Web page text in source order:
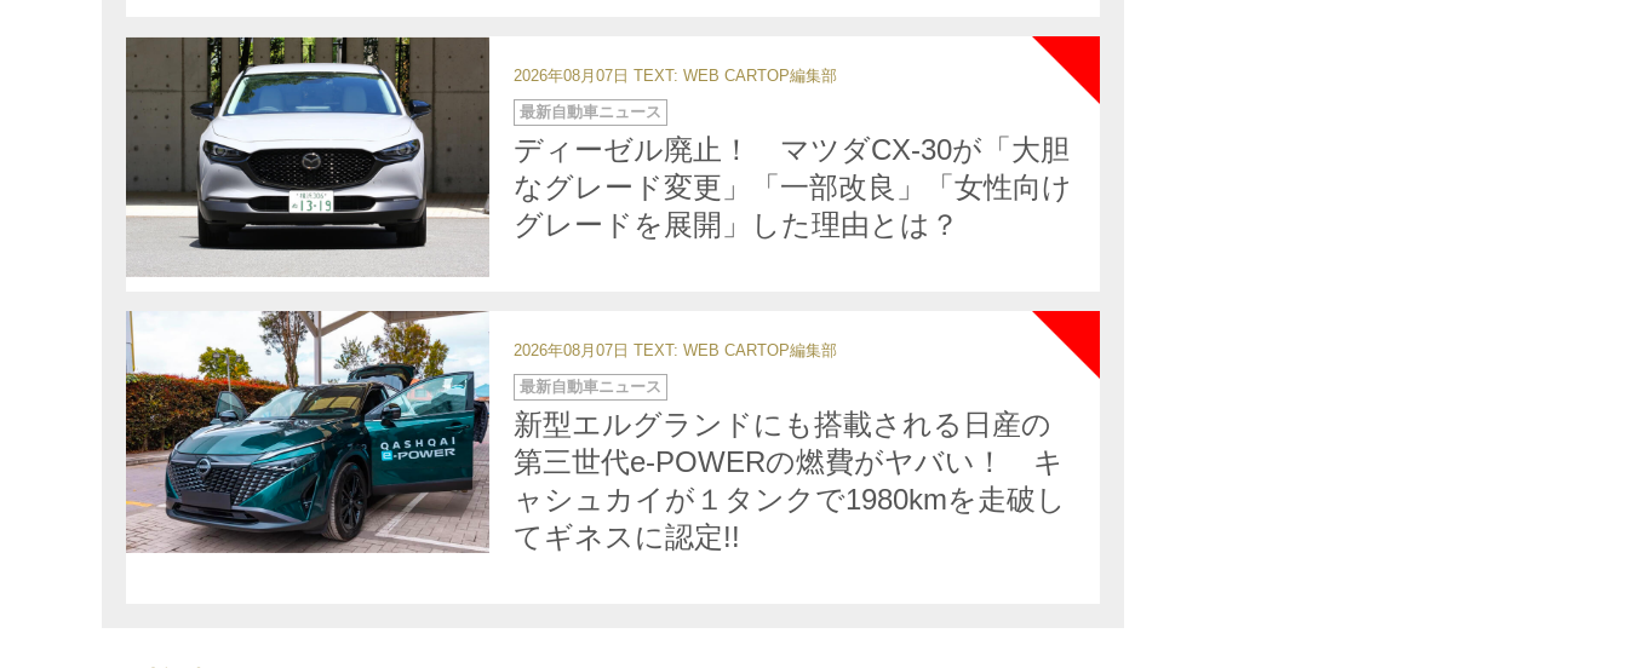
2026年08月07日 TEXT: WEB CARTOP編集部
ディーゼル廃止！ マツダCX-30が「大胆
なグレード変更」「一部改良」「女性向け
グレードを展開」した理由とは？
カ
テ
リ
ー
最新自動車ニュース
2026年08月07日 TEXT: WEB CARTOP編集部
新型エルグランドにも搭載される日産の
第三世代e-POWERの燃費がヤバい！ キ
ャシュカイが１タンクで1980kmを走破し
てギネスに認定!!
カ
テ
ゴ
リ
ー
最新自動車ニュース